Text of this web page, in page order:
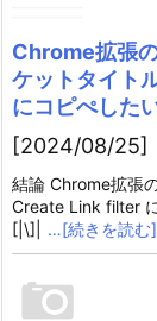
Chrome拡張
ケットタイト
にコピぺした
[2024/08/25]
結論 Chrome拡張
Create Link filter
[|\]|
…[続きを読む]